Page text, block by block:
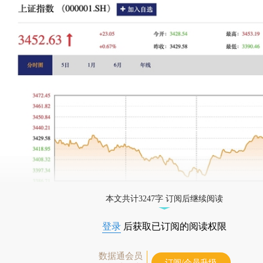
本文共计3247字 订阅后继续阅读
登录 后获取已订阅的阅读权限
数据通会员